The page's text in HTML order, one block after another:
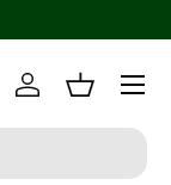
Zaloguj sie
Kosz